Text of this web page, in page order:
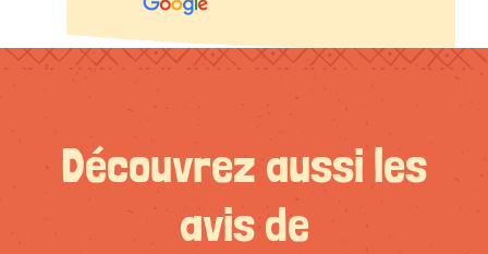
Découvrez aussi les
avis de